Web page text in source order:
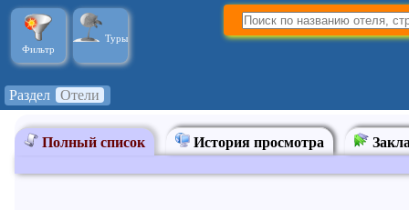
Фильтр
Туры
Раздел Отели
Полный список История просмотра